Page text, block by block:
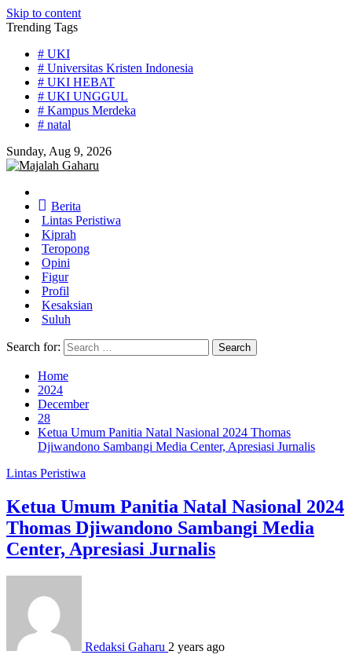
Skip to content
Trending Tags
# UKI
# Universitas Kristen Indonesia
# UKI HEBAT
# UKI UNGGUL
# Kampus Merdeka
# natal
Sunday, Aug 9, 2026
Berita
Lintas Peristiwa
Kiprah
Teropong
Opini
Figur
Profil
Kesaksian
Suluh
Search for:
Home
2024
December
28
Ketua Umum Panitia Natal Nasional 2024 Thomas
Djiwandono Sambangi Media Center, Apresiasi Jurnalis
Lintas Peristiwa
Ketua Umum Panitia Natal Nasional 2024
Thomas Djiwandono Sambangi Media
Center, Apresiasi Jurnalis
Redaksi Gaharu 2 years ago